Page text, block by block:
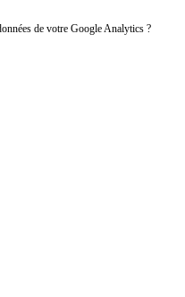
de votre Google Analytics ?